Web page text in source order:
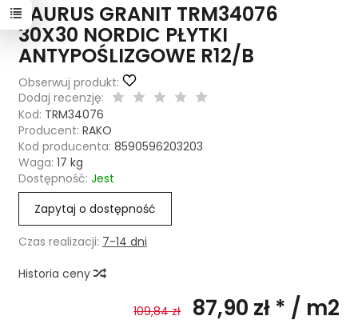
TAURUS GRANIT TRM34076
30X30 NORDIC PŁYTKI
ANTYPOŚLIZGOWE R12/B
Obserwuj produkt:
Dodaj recenzję:
Kod: TRM34076
Producent: RAKO
Kod producenta: 8590596203203
Waga: 17 kg
Dostępność: Jest
Zapytaj o dostępność
Czas realizacji: 7-14 dni
Historia ceny
109,84 zł 87,90 zł * / m2